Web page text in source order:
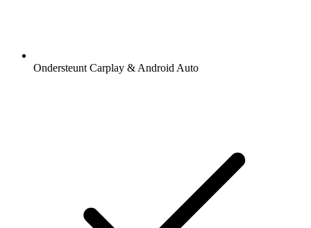
Ondersteunt Carplay & Android Auto